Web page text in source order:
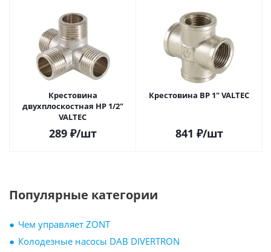
Крестовина
двухплоскостная НР 1/2"
VALTEC
289₽/шт
Крестовина ВР 1" VALTEC
841 ₽/шт
Популярные категории
Чем управляет ZONT
Колодезные насосы DAB DIVERTRON